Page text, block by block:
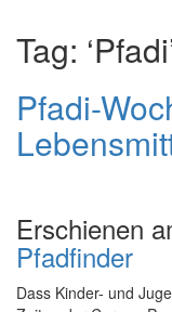
Tag:
Pfadi-
Erschienen
Pfadfinder
Dass Kinder- und